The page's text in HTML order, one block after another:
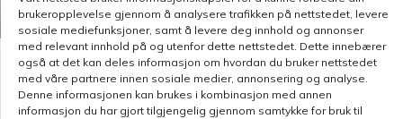
brukeropplevelse gjennom å analysere trafikken på nettstedet, levere
sosiale mediefunksjoner, samt å levere deg innhold og annonser
med relevant innhold på og utenfor dette nettstedet. Dette innebærer
også at det kan deles informasjon om hvordan du bruker nettstedet
med våre partnere innen sosiale medier, annonsering og analyse.
Denne informasjonen kan brukes i kombinasjon med annen
informasjon du har gjort tilgjengelig gjennom samtykke for bruk til